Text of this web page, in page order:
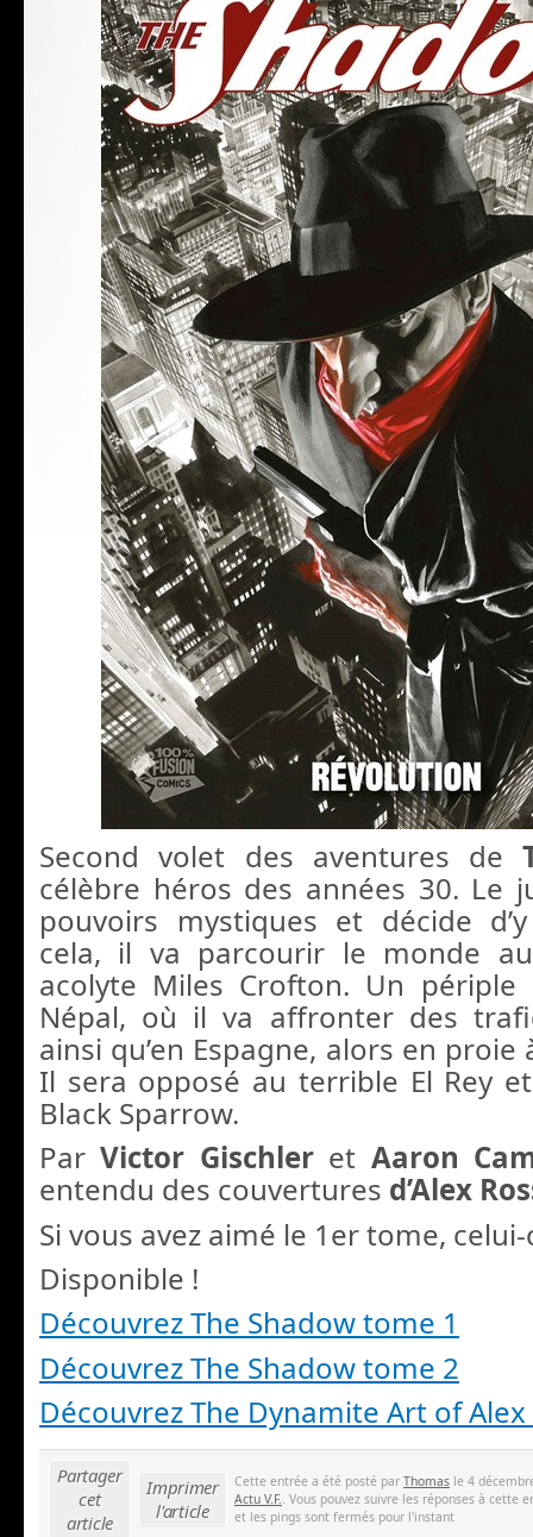
Second volet des aventures de
célèbre héros des années 30. Le
pouvoirs mystiques et décide
cela, il va parcourir le monde
acolyte Miles Crofton. Un
Népal, où il va affronter des
ainsi qu’en Espagne, alors en
Il sera opposé au terrible El Rey
Black Sparrow.
ParVictor Gischler et Aaron
entendu des couvertures d’Alex
Si vous avez aimé le 1er tome,
Disponible !
Découvrez The Shadow tome 1
Découvrez The Shadow tome 2
Découvrez The Dynamite Art of Alex
Partager
cet
article
Imprimer
l'article
Cette entrée a été posté par Thomas le 4
Actu V.F.. Vous pouvez suivre les réponses à cette
et les pings sont fermés pour l'instant